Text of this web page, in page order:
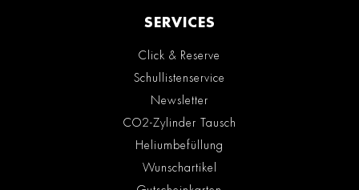
SERVICES
Click & Reserve
Schullistenservice
Newsletter
CO2-Zylinder Tausch
Heliumbefüllung
Wunschartikel